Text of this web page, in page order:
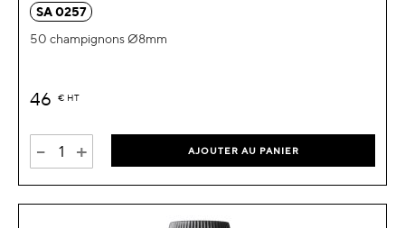
SA 0257
50 champignons Ø8mm
46 € HT
- + AJOUTER AU PANIER